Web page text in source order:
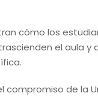
cómo los
el aula
compromiso de la